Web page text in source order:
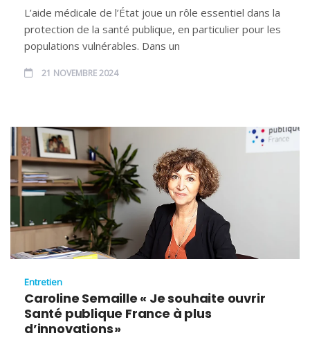
L’aide médicale de l’État joue un rôle essentiel dans la
protection de la santé publique, en particulier pour les
populations vulnérables. Dans un
21 NOVEMBRE 2024
Entretien
Caroline Semaille « Je souhaite ouvrir
Santé publique France à plus
d’innovations »